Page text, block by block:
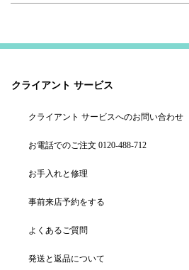
クライアント サービス
クライアント サービスへのお問い合わせ
お電話でのご注文 0120-488-712
お手入れと修理
事前来店予約をする
よくあるご質問
発送と返品について